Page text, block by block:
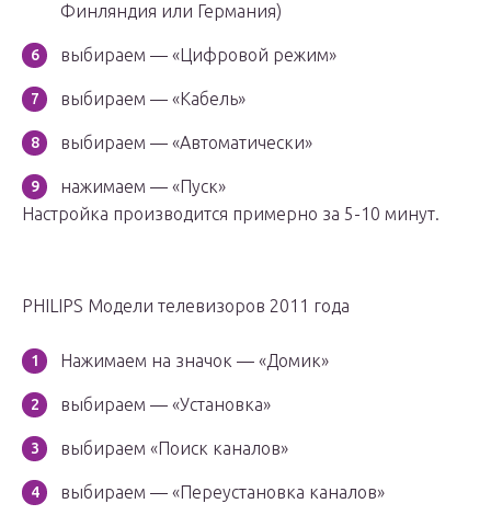
Финляндия или Германия)
выбираем — «Цифровой режим»
выбираем — «Кабель»
выбираем — «Автоматически»
нажимаем — «Пуск»
Настройка производится примерно за 5-10 минут.
PHILIPS Модели телевизоров 2011 года
Нажимаем на значок — «Домик»
выбираем — «Установка»
выбираем «Поиск каналов»
выбираем — «Переустановка каналов»